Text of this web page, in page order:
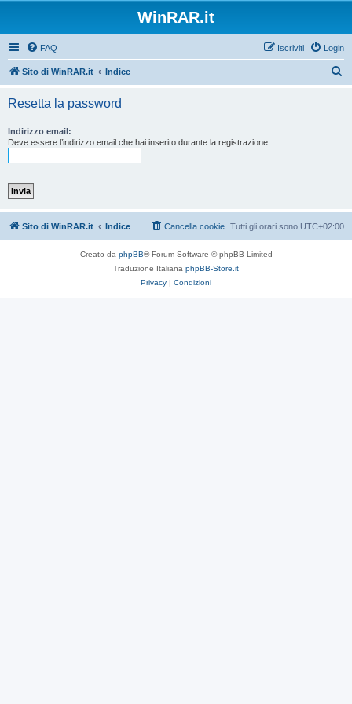
WinRAR.it
FAQ Login
Iscriviti
Sito di WinRAR.it Indice
Resetta la password
Indirizzo email:
Deve essere l’indirizzo email che hai inserito durante la registrazione.
Sito di WinRAR.it Indice Tutti gli orari sono UTC+02:00
Cancella cookie
Creato da phpBB® Forum Software © phpBB Limited
Traduzione Italiana phpBB-Store.it
Privacy | Condizioni